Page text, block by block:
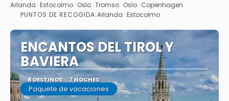
Ver
Arlanda · Estocolmo · Oslo · Tromso · Oslo · Copenhagen
PUNTOS DE RECOGIDA:Arlanda · Estocolmo
ENCANTOS DEL TIROL Y
BAVIERA
8 DESTINOS 7 NOCHES
Paquete de vacaciones